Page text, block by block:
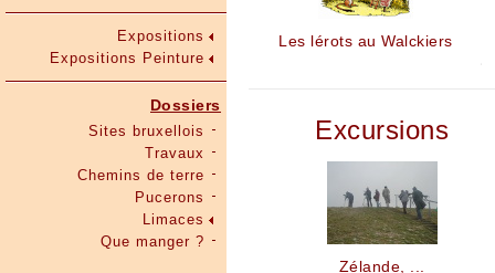
Expositions
Expositions Peinture
Dossiers
Sites bruxellois
Travaux
Chemins de terre
Pucerons
Limaces
Que manger ?
Les lérots au Walckiers
Excursions
Zélande, ...